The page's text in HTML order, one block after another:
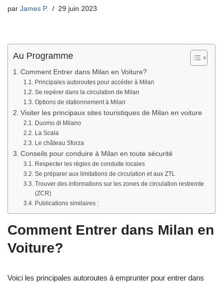
par James P. 29 juin 2023
Au Programme
Comment Entrer dans Milan en Voiture?
Principales autoroutes pour accéder à Milan
Se repérer dans la circulation de Milan
Options de stationnement à Milan
Visiter les principaux sites touristiques de Milan en voiture
Duomo di Milano
La Scala
Le château Sforza
Conseils pour conduire à Milan en toute sécurité
Respecter les règles de conduite locales
Se préparer aux limitations de circulation et aux ZTL
Trouver des informations sur les zones de circulation restreinte
(ZCR)
Publications similaires :
Comment Entrer dans Milan en
Voiture?
Voici les principales autoroutes à emprunter pour entrer dans